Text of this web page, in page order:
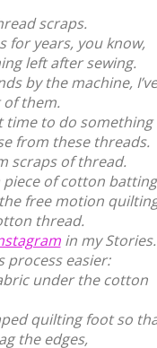
scraps.
for years, you know,
left after sewing.
by the machine, I’ve
them.
time to do something
from these threads.
scraps of thread.
piece of cotton batting
free motion
thread.
in my Stories.
process easier:
under the cotton
quilting foot so
the edges,